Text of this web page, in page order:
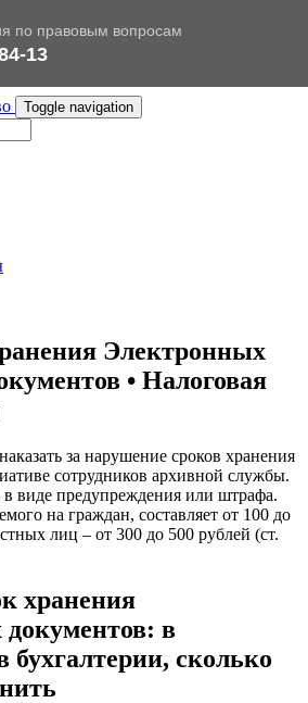
Toggle navigation
Электронных
• Налоговая
за нарушение сроков хранения
сотрудников архивной службы.
виде предупреждения или штрафа.
на граждан, составляет от 100 до
лиц – от 300 до 500 рублей (ст.
хранения
документов: в
бухгалтерии, сколько